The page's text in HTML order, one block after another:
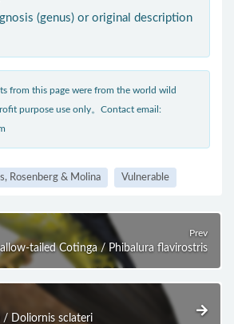
(genus) or original description
from this page were from the world wild
purpose use only。Contact email:
Rosenberg & Molina Vulnerable
Prev
tailed Cotinga / Phibalura flavirostris
/ Doliornis sclateri